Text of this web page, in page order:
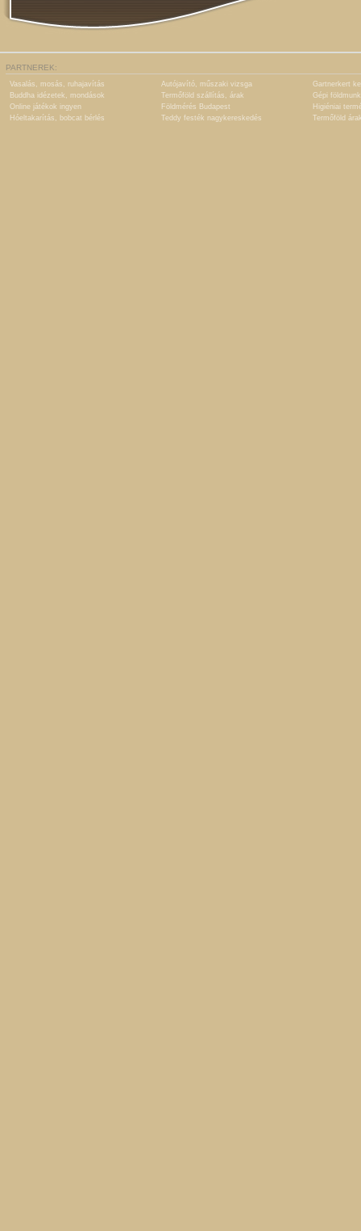
PARTNEREK:
Vasalás, mosás, ruhajavítás Autójavító, műszaki vizsga
Gartnerkert
Buddha idézetek, mondások
Termőföld szállítás, árak
Gépi
Online játékok ingyen
Földmérés Budapest
Higiéniai
Hóeltakarítás, bobcat bérlés
Teddy festék nagykereskedés Termőföld